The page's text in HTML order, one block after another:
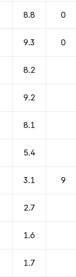
8.8 0
9.3 0
8.2
9.2
8.1
5.4
3.1 9
2.7
1.6
1.7